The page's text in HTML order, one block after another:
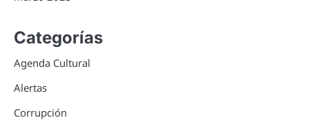
Categorías
Agenda Cultural
Alertas
Corrupción